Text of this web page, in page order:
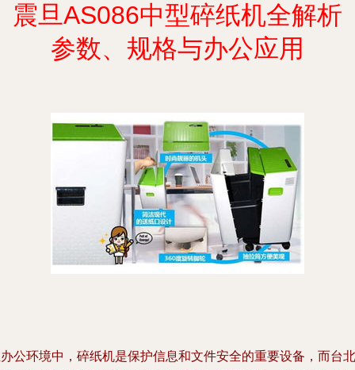
震旦AS086中型碎纸机全解析
参数、规格与办公应用
公环境中，碎纸机是保护信息和文件安全的重要设备，而台北